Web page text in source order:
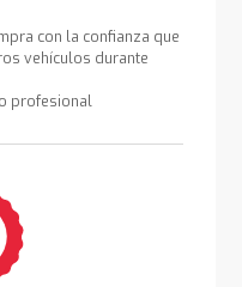
con la confianza que
vehículos durante
profesional